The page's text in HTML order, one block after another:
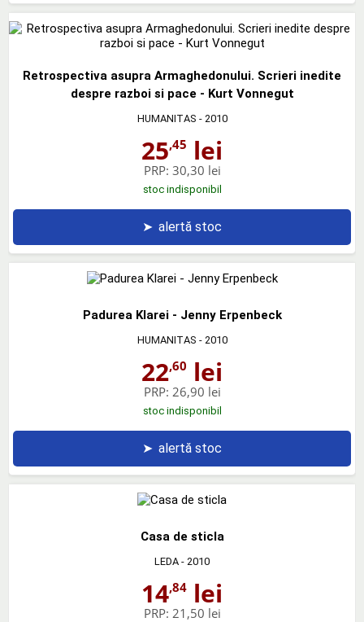
Retrospectiva asupra Armaghedonului. Scrieri inedite
despre razboi si pace - Kurt Vonnegut
HUMANITAS - 2010
25,45 lei
PRP: 30,30 lei
stoc indisponibil
➤ alertă stoc
Padurea Klarei - Jenny Erpenbeck
HUMANITAS - 2010
22,60 lei
PRP: 26,90 lei
stoc indisponibil
➤ alertă stoc
Casa de sticla
LEDA - 2010
14,84 lei
PRP: 21,50 lei